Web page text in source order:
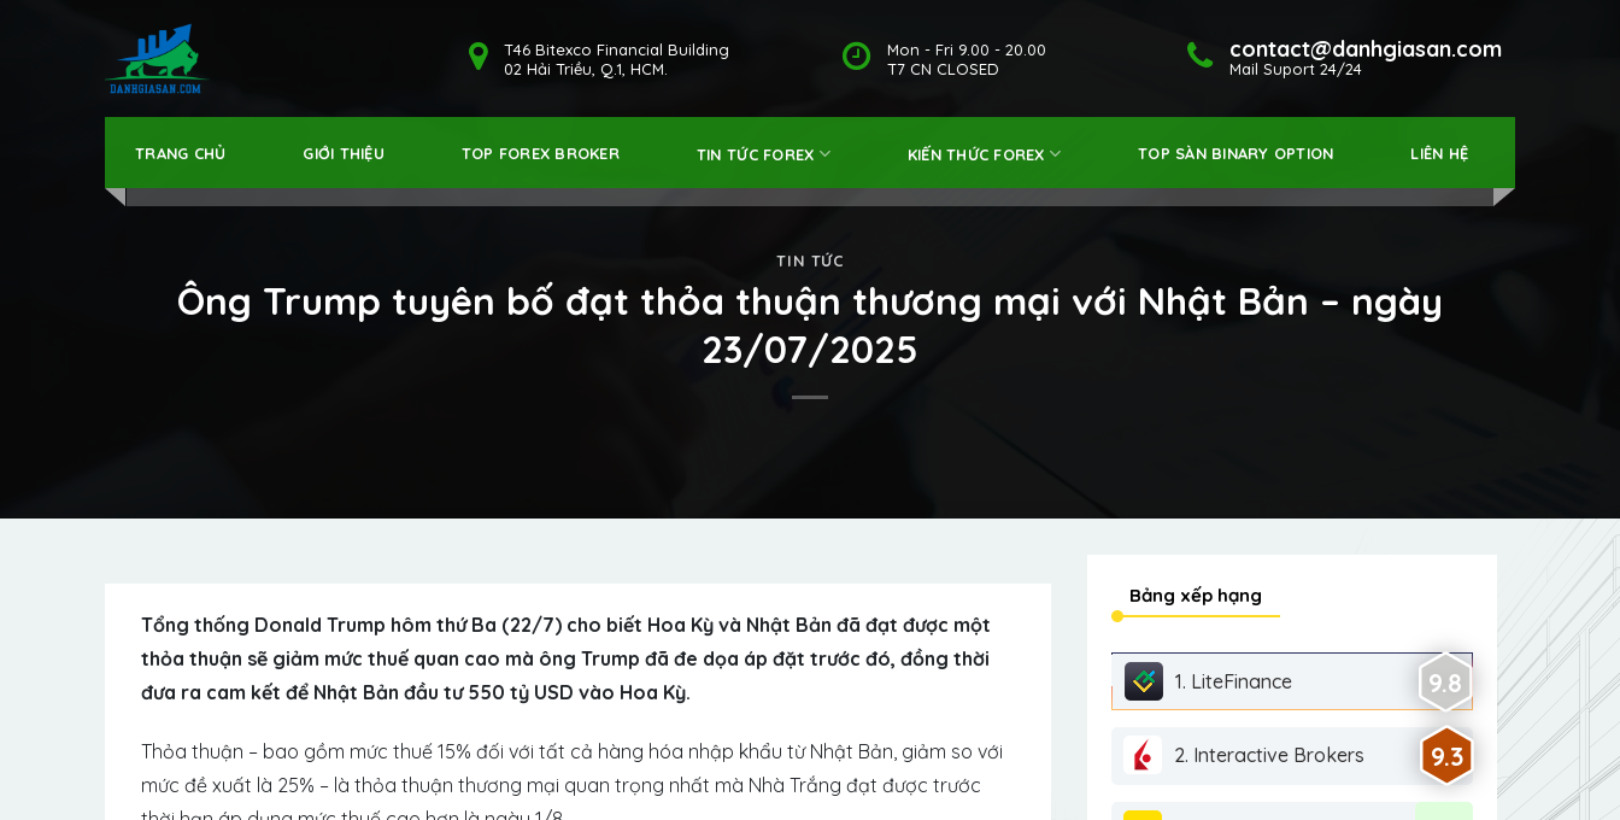
contact@danhgiasan.com
Mail Suport 24/24
Mon - Fri 9.00 - 20.00
T7 CN CLOSED
T46 Bitexco Financial Building
02 Hải Triều, Q.1, HCM.
TRANG CHỦ GIỚI THIỆU TOP FOREX BROKER TIN TỨC FOREX KIẾN THỨC FOREX TOP SÀN BINARY OPTION LIÊN HỆ
TIN TỨC
Ông Trump tuyên bố đạt thỏa thuận thương mại với Nhật Bản – ngày
23/07/2025
Tổng thống Donald Trump hôm thứ Ba (22/7) cho biết Hoa Kỳ và Nhật Bản đã đạt được một
thỏa thuận sẽ giảm mức thuế quan cao mà ông Trump đã đe dọa áp đặt trước đó, đồng thời
đưa ra cam kết để Nhật Bản đầu tư 550 tỷ USD vào Hoa Kỳ.
Thỏa thuận – bao gồm mức thuế 15% đối với tất cả hàng hóa nhập khẩu từ Nhật Bản, giảm so với
mức đề xuất là 25% – là thỏa thuận thương mại quan trọng nhất mà Nhà Trắng đạt được trước
Bảng xếp hạng
1. LiteFinance 9.8
2. Interactive Brokers 9.3